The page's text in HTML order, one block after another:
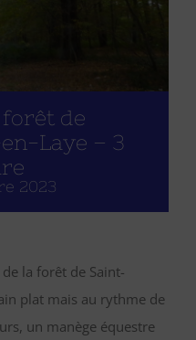
de
Laye – 3
2023
la forêt de Saint-
plat mais au rythme de
un manège équestre